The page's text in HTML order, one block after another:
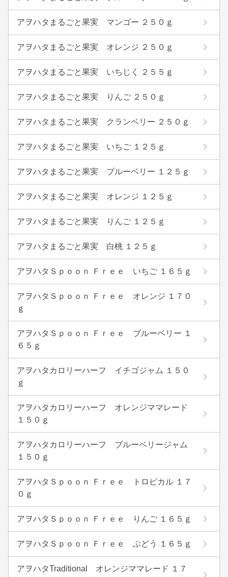
アヲハタまるごと果実 マンゴー ２５０ｇ
アヲハタまるごと果実 オレンジ ２５０ｇ
アヲハタまるごと果実 いちじく ２５５ｇ
アヲハタまるごと果実 りんご ２５０ｇ
アヲハタまるごと果実 クランベリー ２５０ｇ
アヲハタまるごと果実 いちご １２５ｇ
アヲハタまるごと果実 ブルーベリー １２５ｇ
アヲハタまるごと果実 オレンジ １２５ｇ
アヲハタまるごと果実 りんご １２５ｇ
アヲハタまるごと果実 白桃 １２５ｇ
アヲハタＳｐｏｏｎ Ｆｒｅｅ いちご １６５ｇ
アヲハタＳｐｏｏｎ Ｆｒｅｅ オレンジ １７０
ｇ
アヲハタＳｐｏｏｎ Ｆｒｅｅ ブルーベリー １
６５ｇ
アヲハタカロリーハーフ イチゴジャム １５０
ｇ
アヲハタカロリーハーフ オレンジママレード
１５０ｇ
アヲハタカロリーハーフ ブルーベリージャム
１５０ｇ
アヲハタＳｐｏｏｎ Ｆｒｅｅ トロピカル １７
０ｇ
アヲハタＳｐｏｏｎ Ｆｒｅｅ りんご １６５ｇ
アヲハタＳｐｏｏｎ Ｆｒｅｅ ぶどう １６５ｇ
アヲハタTraditional オレンジママレード １７